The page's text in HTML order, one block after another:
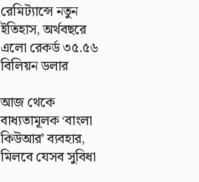
রেমিট্যান্সে নতুন
ইতিহাস, অর্থবছরে
এলো রেকর্ড ৩৫.৫৬
বিলিয়ন ডলার
আজ থেকে
বাধ্যতামূলক ‘বাংলা
কিউআর’ ব্যবহার,
মিলবে যেসব সুবিধা